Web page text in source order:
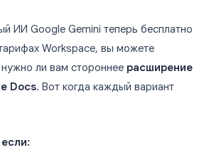
ИИ Google Gemini теперь бесплатно
Workspace, вы можете
ли вам стороннее расширение
Docs. Вот когда каждый вариант